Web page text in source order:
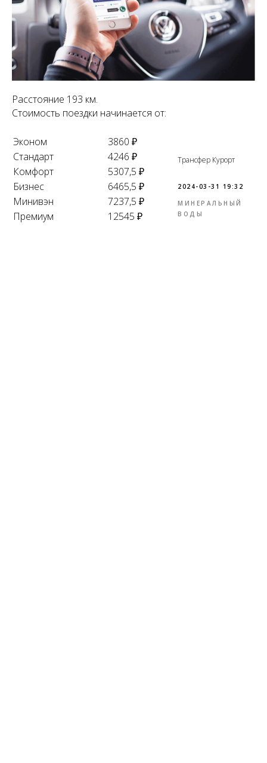
Расстояние 193 км.
Стоимость поездки начинается от:
Эконом
3860 ₽
Стандарт
4246 ₽
Комфорт
5307,5 ₽
Бизнес
6465,5 ₽
Минивэн
7237,5 ₽
Премиум
12545 ₽
Трансфер Курорт
2024-03-31 19:32
МИНЕРАЛЬНЫЙ
ВОДЫ